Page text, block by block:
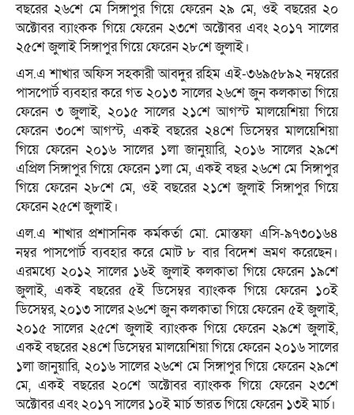
বছরের ২৬শে মে সিঙ্গাপুর গিয়ে ফেরেন ২৯ মে, ওই বছরের ২০
অক্টোবর ব্যাংকক গিয়ে ফেরেন ২৩শে অক্টোবর এবং ২০১৭ সালের
২৫শে জুলাই সিঙ্গাপুর গিয়ে ফেরেন ২৮শে জুলাই।
এস.এ শাখার অফিস সহকারী আবদুর রহিম এই-৩৬৯৫৮৯২ নম্বরের
পাসপোর্ট ব্যবহার করে গত ২০১৩ সালের ২৬শে জুন কলকাতা গিয়ে
ফেরেন ৩ জুলাই, ২০১৫ সালের ২১শে আগস্ট মালয়েশিয়া গিয়ে
ফেরেন ৩০শে আগস্ট, একই বছরের ২৪শে ডিসেম্বর মালয়েশিয়া
গিয়ে ফেরেন ২০১৬ সালের ১লা জানুয়ারি, ২০১৬ সালের ২৯শে
এপ্রিল সিঙ্গাপুর গিয়ে ফেরেন ১লা মে, একই বছর ২৬শে মে সিঙ্গাপুর
গিয়ে ফেরেন ২৮শে মে, ওই বছরের ২১শে জুলাই সিঙ্গাপুর গিয়ে
ফেরেন ২৫শে জুলাই।
এল.এ শাখার প্রশাসনিক কর্মকর্তা মো. মোস্তফা এসি-৯৭৩০১৬৪
নম্বর পাসপোর্ট ব্যবহার করে মোট ৮ বার বিদেশ ভ্রমণ করেছেন।
এরমধ্যে ২০১২ সালের ১৬ই জুলাই কলকাতা গিয়ে ফেরেন ১৯শে
জুলাই, একই বছরের ৫ই ডিসেম্বর ব্যাংকক গিয়ে ফেরেন ১০ই
ডিসেম্বর, ২০১৩ সালের ২৬শে জুন কলকাতা গিয়ে ফেরেন ৫ই জুলাই,
২০১৫ সালের ২৫শে জুলাই ব্যাংকক গিয়ে ফেরেন ২৯শে জুলাই,
একই বছরের ২৪শে ডিসেম্বর মালয়েশিয়া গিয়ে ফেরেন ২০১৬ সালের
১লা জানুয়ারি, ২০১৬ সালের ২৬শে মে সিঙ্গাপুর গিয়ে ফেরেন ২৯শে
মে, একই বছরের ২০শে অক্টোবর ব্যাংকক গিয়ে ফেরেন ২৩শে
অক্টোবর এবং ২০১৭ সালের ১০ই মার্চ ভারত গিয়ে ফেরেন ১৩ই মার্চ।